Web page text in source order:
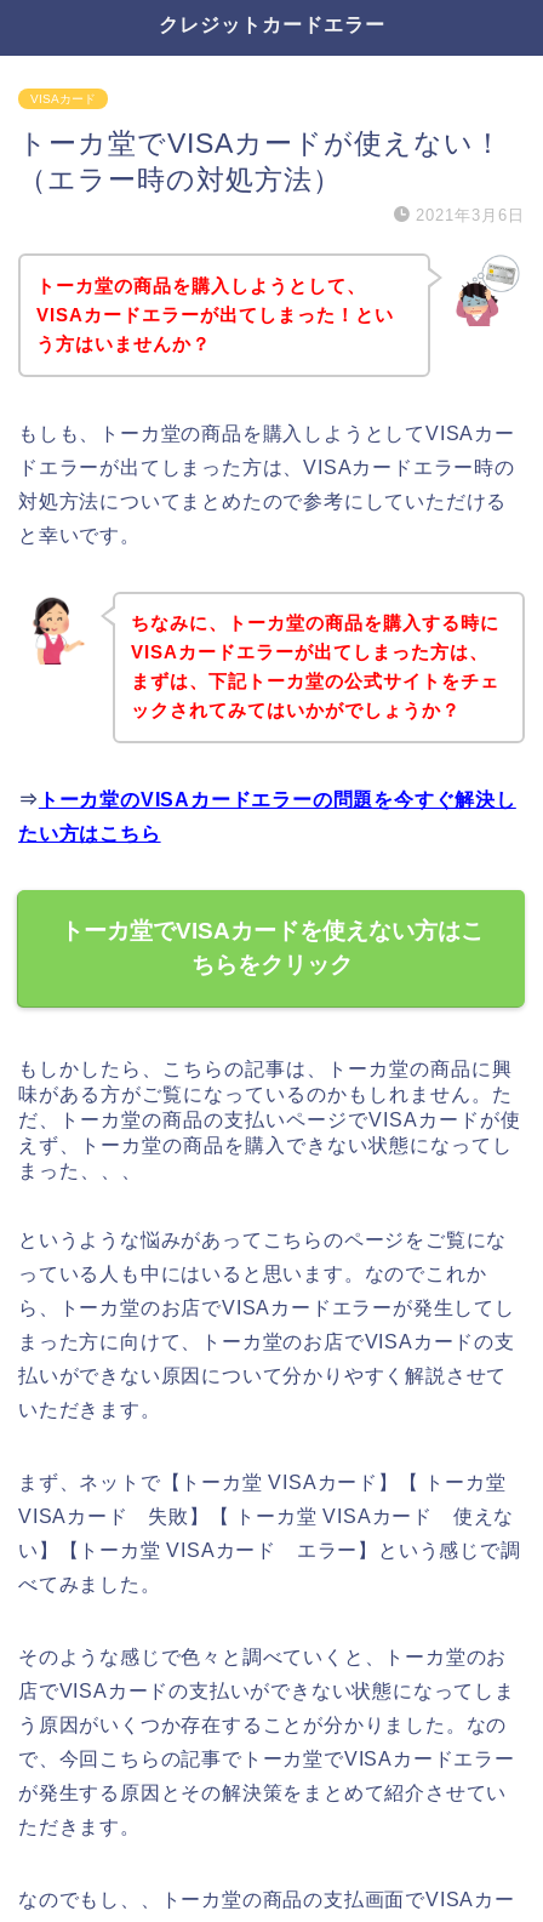
クレジットカードエラー
VISAカード
トーカ堂でVISAカードが使えない！
（エラー時の対処方法）
2021年3月6日
トーカ堂の商品を購入しようとして、
VISAカードエラーが出てしまった！とい
う方はいませんか？
もしも、トーカ堂の商品を購入しようとしてVISAカー
ドエラーが出てしまった方は、VISAカードエラー時の
対処方法についてまとめたので参考にしていただける
と幸いです。
ちなみに、トーカ堂の商品を購入する時に
VISAカードエラーが出てしまった方は、
まずは、下記トーカ堂の公式サイトをチェ
ックされてみてはいかがでしょうか？
⇒ トーカ堂のVISAカードエラーの問題を今すぐ解決し
たい方はこちら
トーカ堂でVISAカードを使えない方はこ
ちらをクリック
もしかしたら、こちらの記事は、トーカ堂の商品に興
味がある方がご覧になっているのかもしれません。た
だ、トーカ堂の商品の支払いページでVISAカードが使
えず、トーカ堂の商品を購入できない状態になってし
まった、、、
というような悩みがあってこちらのページをご覧にな
っている人も中にはいると思います。なのでこれか
ら、トーカ堂のお店でVISAカードエラーが発生してし
まった方に向けて、トーカ堂のお店でVISAカードの支
払いができない原因について分かりやすく解説させて
いただきます。
まず、ネットで【トーカ堂 VISAカード】【 トーカ堂
VISAカード 失敗】【 トーカ堂 VISAカード 使えな
い】【トーカ堂 VISAカード エラー】という感じで調
べてみました。
そのような感じで色々と調べていくと、トーカ堂のお
店でVISAカードの支払いができない状態になってしま
う原因がいくつか存在することが分かりました。なの
で、今回こちらの記事でトーカ堂でVISAカードエラー
が発生する原因とその解決策をまとめて紹介させてい
ただきます。
なのでもし、、トーカ堂の商品の支払画面でVISAカー